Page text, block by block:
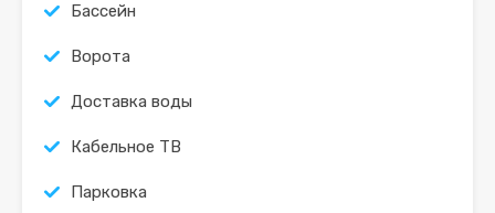
Бассейн
Ворота
Доставка воды
Кабельное ТВ
Парковка